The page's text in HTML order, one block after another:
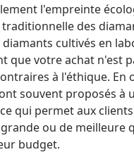
l'empreinte
des
diamants cultivés en
que votre achat n'est
à l'éthique. En
souvent proposés à
qui permet aux
ou de meilleure
budget.